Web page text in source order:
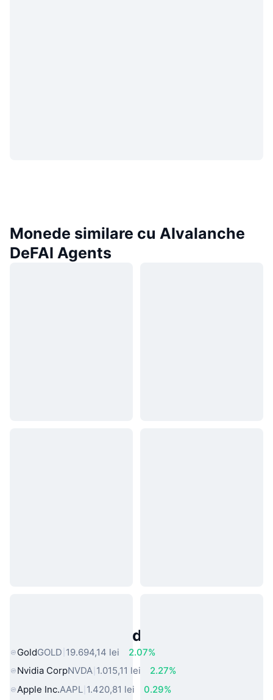
Monede similare cu AIvalanche
DeFAI Agents
Active Populare din Lumea Reală
GoldGOLD 19.694,14 lei
2.07%
Nvidia CorpNVDA 1.015,11 lei
2.27%
Apple Inc.AAPL 1.420,81 lei 0.29%